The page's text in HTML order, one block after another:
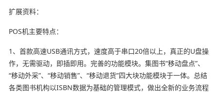
扩展资料：
POS机主要特点：
1、首款高速USB通讯方式，速度高于串口20倍以上，真正的U盘操
作，无需驱动，即插即用。完善的功能模块。集图书“移动盘点”、
“移动外采”、“移动销售”、“移动退货”四大块功能模块于一体。总结
各类图书机构以ISBN数据为基础的管理模式，做出全新的业务流程